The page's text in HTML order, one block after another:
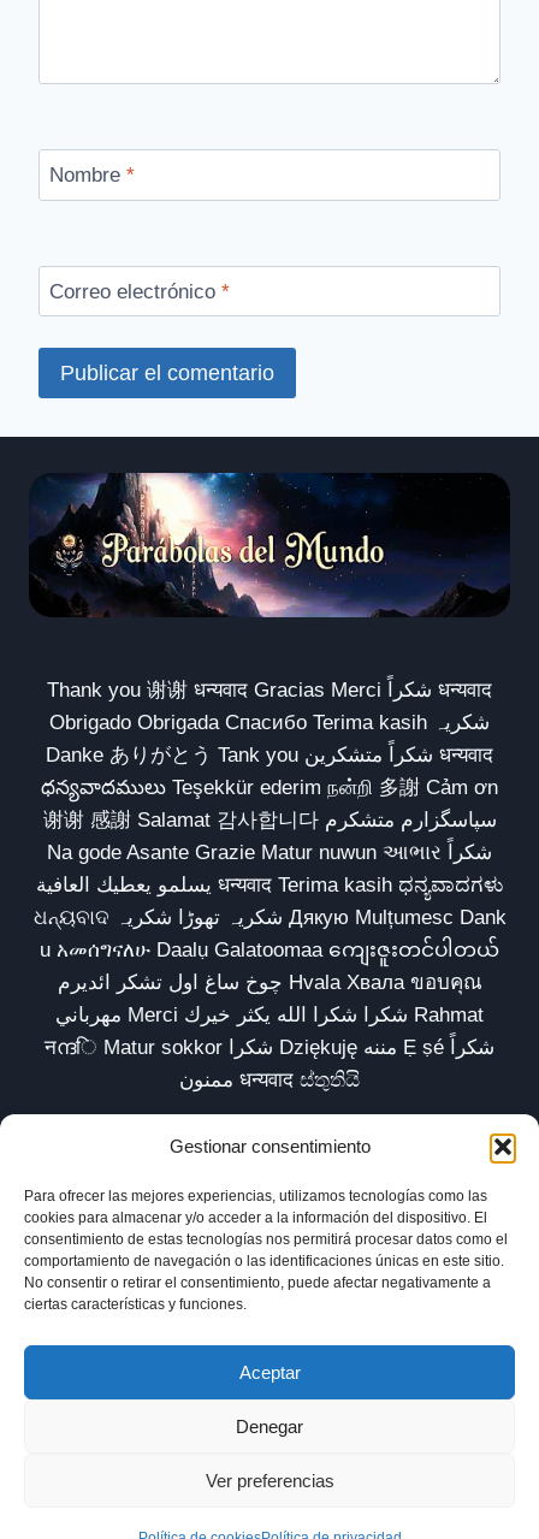
Gestionar consentimiento
Para ofrecer las mejores experiencias, utilizamos tecnologías como las
cookies para almacenar y/o acceder a la información del dispositivo. El
consentimiento de estas tecnologías nos permitirá procesar datos como el
comportamiento de navegación o las identificaciones únicas en este sitio.
No consentir o retirar el consentimiento, puede afectar negativamente a
ciertas características y funciones.
Aceptar
Denegar
Ver preferencias
Nombre *
Correo electrónico *
Thank you 谢谢 धन्यवाद Gracias Merci شكراً धन्यवाद
Obrigado Obrigada Спасибо Terima kasih شکریہ
Danke ありがとう Tank you شكراً متشكرين धन्यवाद
ధన్యవాదములు Teşekkür ederim நன்றி 多謝 Cảm ơn
谢谢 感謝 Salamat 감사합니다 سپاسگزارم متشکرم
Na gode Asante Grazie Matur nuwun આભાર شكراً
يسلمو يعطيك العافية धन्यवाद Terima kasih ಧನ್ಯವಾದಗಳು
ଧନ୍ୟବାଦ شکریہ تھوڑا شکریہ Дякую Mulțumesc Dank
u አመሰግናለሁ Daalụ Galatoomaa ကျေးဇူးတင်ပါတယ်
چوخ ساغ اول تشکر ائدیرم Hvala Хвала ขอบคุณ
مهرباني Merci شكرا شكرا الله يكثر خيرك Rahmat
नന്ദि Matur sokkor شكرا Dziękuję مننه Ẹ ṣé شكراً
ممنون धन्यवाद ස්තුතියි
Inicio Biblioteca Parábolas TV
Comunidad
Esencia
Blog
Política de privacidad
Aviso legal
Política de cookies (UE)
© 2025 xavilardell_parabolas.net